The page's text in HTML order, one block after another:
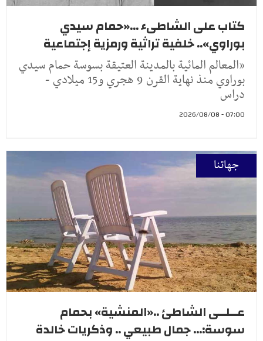
كتاب على الشاطىء ...«حمام سيدي
بوراوي».. خلفية تراثية ورمزية إجتماعية
«المعالم المائية بالمدينة العتيقة بسوسة حمام سيدي
بوراوي منذ نهاية القرن 9 هجري و15 ميلادي -
دراس
07:00 - 2026/08/08
جهاتنا
عــلــى الشاطئ ..«المنشية» بحمام
سوسة:... جمال طبيعي .. وذكريات خالدة